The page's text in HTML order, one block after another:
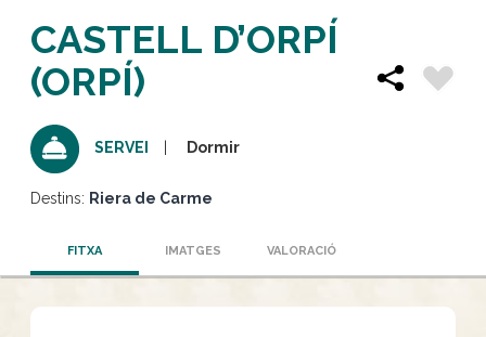
CASTELL D’ORPÍ
(ORPÍ)
SERVEI Dormir
Destins: Riera de Carme
FITXA IMATGES VALORACIÓ